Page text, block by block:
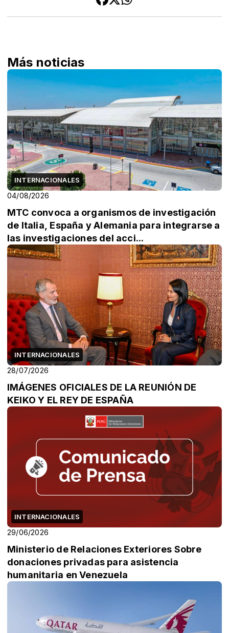
Más noticias
INTERNACIONALES
04/08/2026
MTC convoca a organismos de investigación
de Italia, España y Alemania para integrarse a
las investigaciones del acci...
INTERNACIONALES
28/07/2026
IMÁGENES OFICIALES DE LA REUNIÓN DE
KEIKO Y EL REY DE ESPAÑA
INTERNACIONALES
29/06/2026
Ministerio de Relaciones Exteriores Sobre
donaciones privadas para asistencia
humanitaria en Venezuela